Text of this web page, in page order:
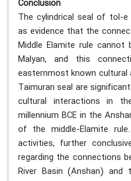
Conclusion
The cylindrical seal of tol-
as evidence that the
Middle Elamite rule
Malyan, and this
easternmost known cultural
Taimuran seal are
cultural interactions in
millennium BCE in the
of the middle-Elamite
activities, further
regarding the connections
River Basin (Anshan) and